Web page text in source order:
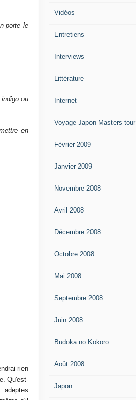
porte le
ou
en
rien
Qu'est-
Vidéos
Entretiens
Interviews
Littérature
Internet
Voyage Japon Masters tour
Février 2009
Janvier 2009
Novembre 2008
Avril 2008
Décembre 2008
Octobre 2008
Mai 2008
Septembre 2008
Juin 2008
Budoka no Kokoro
Août 2008
Japon